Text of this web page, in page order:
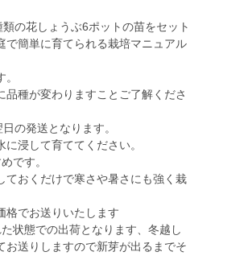
の花しょうぶ6ポットの苗をセット
で簡単に育てられる栽培マニュアル
種が変わりますことご了解くださ
の発送となります。
浸して育ててください。
です。
ておくだけで寒さや暑さにも強く栽
格でお送りいたします
状態での出荷となります、冬越し
送りしますので新芽が出るまでそ